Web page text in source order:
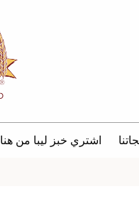
اشتري خبز ليبا من هنا